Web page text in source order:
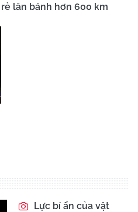
rẻ lăn bánh hơn 600 km
Lực bí ẩn của vật